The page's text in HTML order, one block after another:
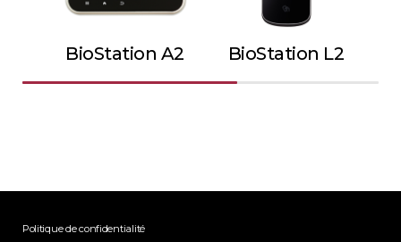
BioStation A2 BioStation L2
Politique de confidentialité